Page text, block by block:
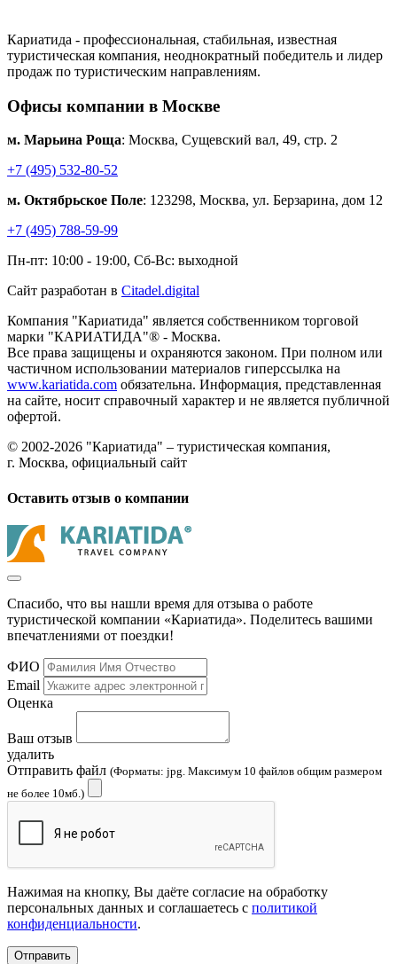
Кариатида - профессиональная, стабильная, известная
туристическая компания, неоднократный победитель и лидер
продаж по туристическим направлениям.
Офисы компании в Москве
м. Марьина Роща: Москва, Сущевский вал, 49, стр. 2
+7 (495) 532-80-52
м. Октябрьское Поле: 123298, Москва, ул. Берзарина, дом 12
+7 (495) 788-59-99
Пн-пт: 10:00 - 19:00, Сб-Вс: выходной
Сайт разработан в Citadel.digital
Компания "Кариатида" является собственником торговой
марки "КАРИАТИДА"® - Москва.
Все права защищены и охраняются законом. При полном или
частичном использовании материалов гиперссылка на
www.kariatida.com обязательна. Информация, представленная
на сайте, носит справочный характер и не является публичной
офертой.
© 2002-2026 "Кариатида" – туристическая компания,
г. Москва, официальный сайт
Оставить отзыв о компании
Спасибо, что вы нашли время для отзыва о работе
туристической компании «Кариатида». Поделитесь вашими
впечатлениями от поездки!
ФИО
Email
Оценка
Ваш отзыв
удалить
Отправить файл (Форматы: jpg. Максимум 10 файлов общим размером
не более 10мб.)
Нажимая на кнопку, Вы даёте согласие на обработку
персональных данных и соглашаетесь с политикой
конфиденциальности.
Отправить